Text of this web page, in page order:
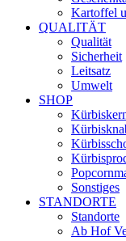
Kartoffel
QUALITÄT
Qualität
Sicherheit
Leitsatz
Umwelt
SHOP
Sonstiges
STANDORTE
Standorte
Ab Hof